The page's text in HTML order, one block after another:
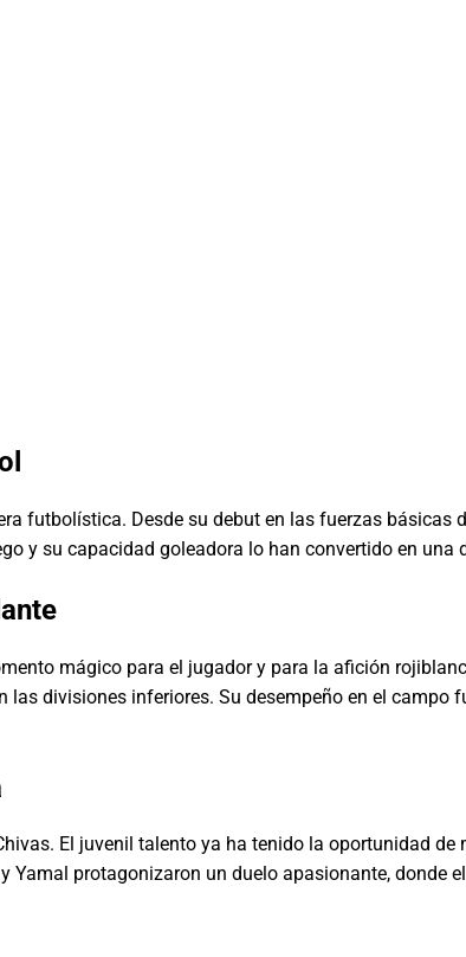
futbolística. Desde su debut en las fuerzas
y su capacidad goleadora lo han convertido en
mágico para el jugador y para la afición
divisiones inferiores. Su desempeño en el campo
El juvenil talento ya ha tenido la oportunidad
Yamal protagonizaron un duelo apasionante, donde